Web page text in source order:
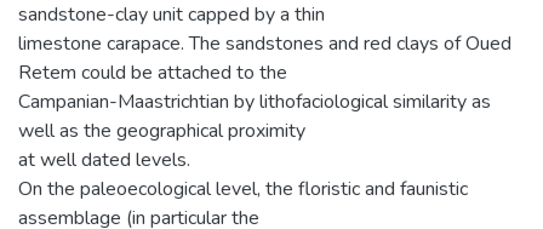
sandstone-clay unit capped by a thin
limestone carapace. The sandstones and red clays of Oued
Retem could be attached to the
Campanian-Maastrichtian by lithofaciological similarity as
well as the geographical proximity
at well dated levels.
On the paleoecological level, the floristic and faunistic
assemblage (in particular the